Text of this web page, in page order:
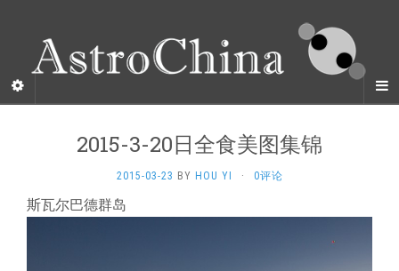
2015-3-20日全食美图集锦
2015-03-23 BY HOU YI · 0评论
斯瓦尔巴德群岛